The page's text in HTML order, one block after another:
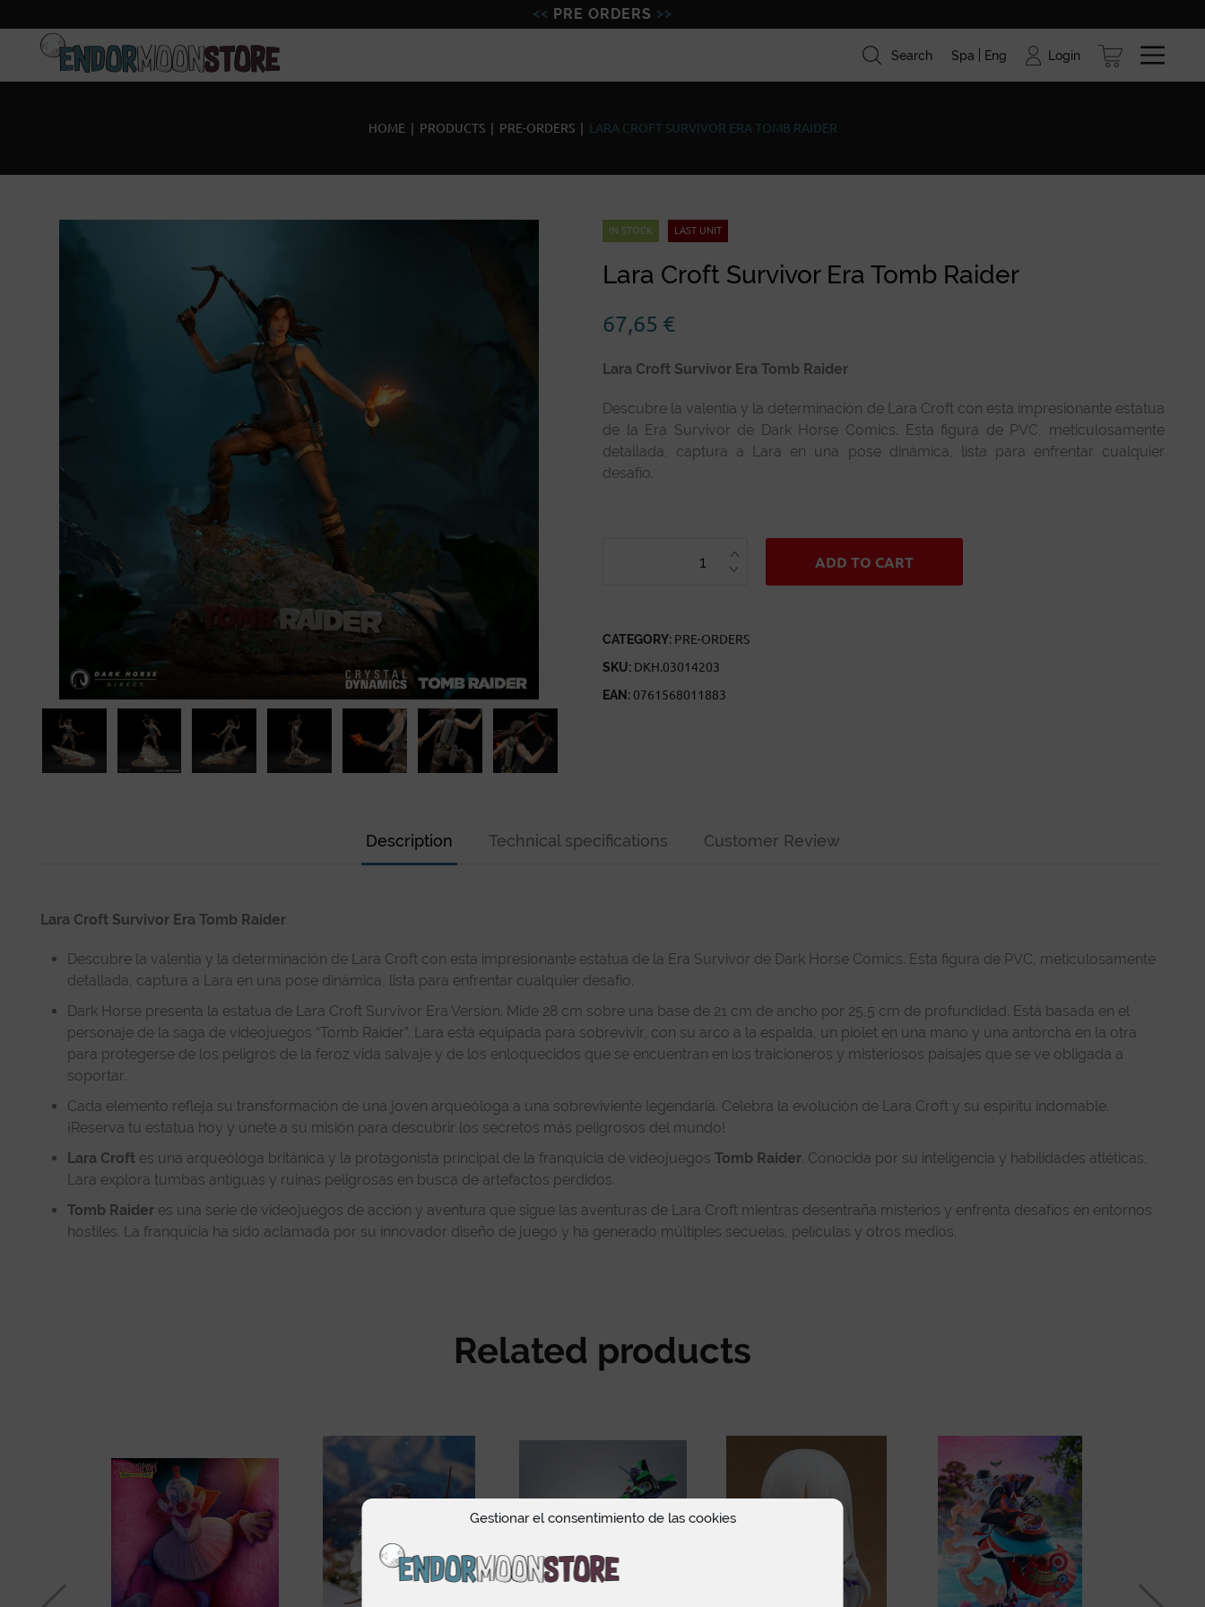
Gestionar el consentimiento de las cookies
PRE ORDERS
Home Pre-Orders Figures Miniatures Modelism Brands Blog
Search Spa Eng Login
HOME PRODUCTS| PRE-ORDERS| LARA CROFT SURVIVOR ERA TOMB RAIDER
IN STOCK LAST UNIT
Lara Croft Survivor Era Tomb Raider
67,65 €
Lara Croft Survivor Era Tomb Raider
Descubre la valentía y la determinación de Lara Croft con esta impresionante estatua
de la Era Survivor de Dark Horse Comics. Esta figura de PVC, meticulosamente
detallada, captura a Lara en una pose dinámica, lista para enfrentar cualquier
desafío.
ADD TO CART
CATEGORY: PRE-ORDERS
SKU: DKH.03014203
EAN: 0761568011883
Description Technical specifications Customer Review
Lara Croft Survivor Era Tomb Raider
Descubre la valentía y la determinación de Lara Croft con esta impresionante estatua de la Era Survivor de Dark Horse Comics. Esta figura de PVC, meticulosamente
detallada, captura a Lara en una pose dinámica, lista para enfrentar cualquier desafío.
Dark Horse presenta la estatua de Lara Croft Survivor Era Version. Mide 28 cm sobre una base de 21 cm de ancho por 25,5 cm de profundidad. Está basada en el
personaje de la saga de videojuegos “Tomb Raider”. Lara está equipada para sobrevivir, con su arco a la espalda, un piolet en una mano y una antorcha en la otra
para protegerse de los peligros de la feroz vida salvaje y de los enloquecidos que se encuentran en los traicioneros y misteriosos paisajes que se ve obligada a
soportar.
Cada elemento refleja su transformación de una joven arqueóloga a una sobreviviente legendaria. Celebra la evolución de Lara Croft y su espíritu indomable.
¡Reserva tu estatua hoy y únete a su misión para descubrir los secretos más peligrosos del mundo!
Lara Croft es una arqueóloga británica y la protagonista principal de la franquicia de videojuegos Tomb Raider. Conocida por su inteligencia y habilidades atléticas,
Lara explora tumbas antiguas y ruinas peligrosas en busca de artefactos perdidos.
Tomb Raider es una serie de videojuegos de acción y aventura que sigue las aventuras de Lara Croft mientras desentraña misterios y enfrenta desafíos en entornos
hostiles. La franquicia ha sido aclamada por su innovador diseño de juego y ha generado múltiples secuelas, películas y otros medios.
Related products